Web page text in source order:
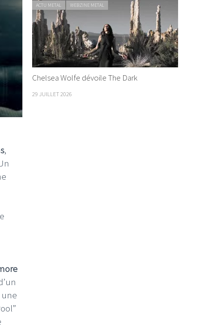
,
ACTU METAL WEBZINE METAL
Chelsea Wolfe dévoile The Dark
29 JUILLET 2026